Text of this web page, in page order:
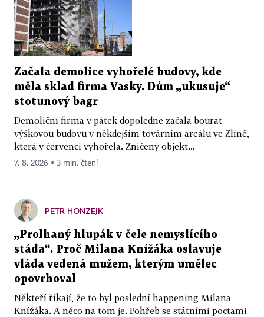
Začala demolice vyhořelé budovy, kde
měla sklad firma Vasky. Dům „ukusuje“
stotunový bagr
Demoliční firma v pátek dopoledne začala bourat
výškovou budovu v někdejším továrním areálu ve Zlíně,
která v červenci vyhořela. Zničený objekt...
7. 8. 2026 ▪ 3 min. čtení
PETR HONZEJK
„Prolhaný hlupák v čele nemyslícího
stáda“. Proč Milana Knížáka oslavuje
vláda vedená mužem, kterým umělec
opovrhoval
Někteří říkají, že to byl poslední happening Milana
Knížáka. A něco na tom je. Pohřeb se státními poctami